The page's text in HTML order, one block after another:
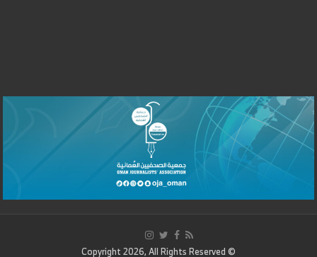
© Copyright 2026, All Rights Reserved